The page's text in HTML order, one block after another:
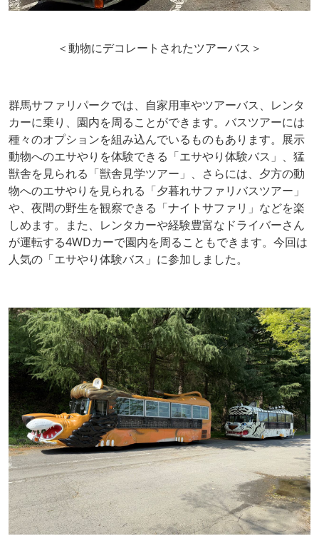
＜動物にデコレートされたツアーバス＞
群馬サファリパークでは、自家用車やツアーバス、レンタ
カーに乗り、園内を周ることができます。バスツアーには
種々のオプションを組み込んでいるものもあります。展示
動物へのエサやりを体験できる「エサやり体験バス」、猛
獣舎を見られる「獣舎見学ツアー」、さらには、夕方の動
物へのエサやりを見られる「夕暮れサファリバスツアー」
や、夜間の野生を観察できる「ナイトサファリ」などを楽
しめます。また、レンタカーや経験豊富なドライバーさん
が運転する4WDカーで園内を周ることもできます。今回は
人気の「エサやり体験バス」に参加しました。